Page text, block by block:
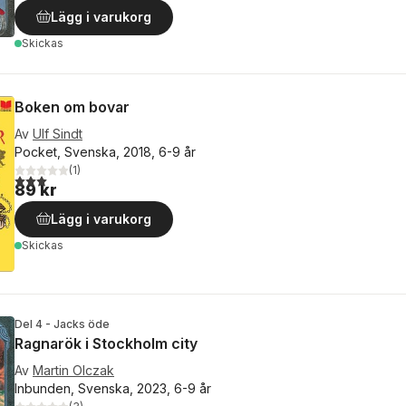
Lägg i varukorg
Skickas
Boken om bovar
Av Ulf Sindt
Pocket, Svenska, 2018, 6-9 år
3,0utav 5 stjärnor. Totalt antal röster:
(1)
89 kr
Lägg i varukorg
Skickas
Del 4 - Jacks öde
Ragnarök i Stockholm city
Av Martin Olczak
Inbunden, Svenska, 2023, 6-9 år